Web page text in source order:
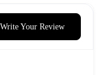
Your Review